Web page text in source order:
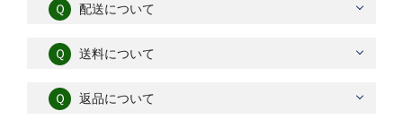
Ｑ 配送について
Ｑ 送料について
Ｑ 返品について